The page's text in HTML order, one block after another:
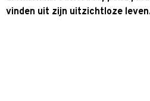
vinden uit zijn uitzichtloze